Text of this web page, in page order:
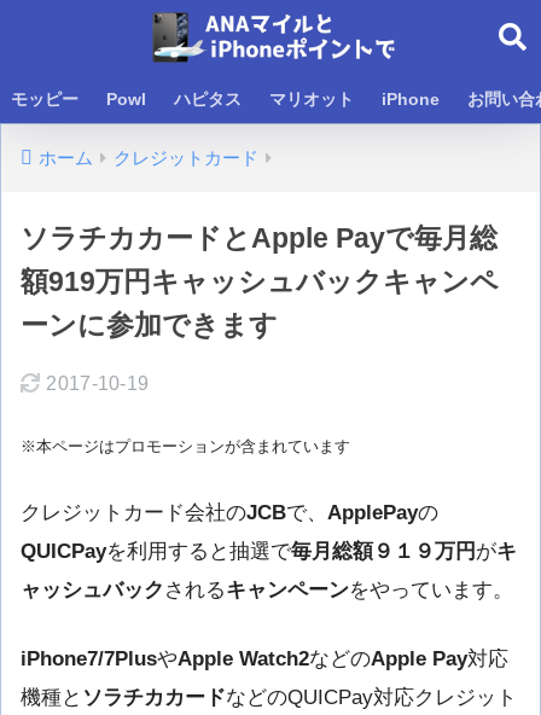
モッピー Powl ハピタス マリオット iPhone お問い合
ホーム クレジットカード
ソラチカカードとApple Payで毎月総
額919万円キャッシュバックキャンペ
ーンに参加できます
2017-10-19
※本ページはプロモーションが含まれています
クレジットカード会社のJCBで、 ApplePayの
QUICPayを利用すると抽選で毎月総額９１９万円 がキ
ャッシュバック されるキャンペーンをやっています。
iPhone7/7PlusやApple Watch2などのApple Pay対応
機種と ソラチカカードなどのQUICPay対応クレジット